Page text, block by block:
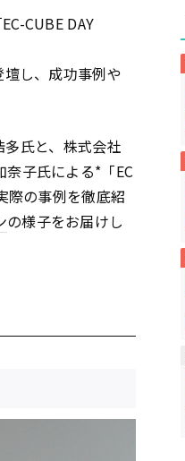
CUBE DAY
し、成功事例や
氏と、株式会社
子氏による*「EC
際の事例を徹底紹
の様子をお届けし